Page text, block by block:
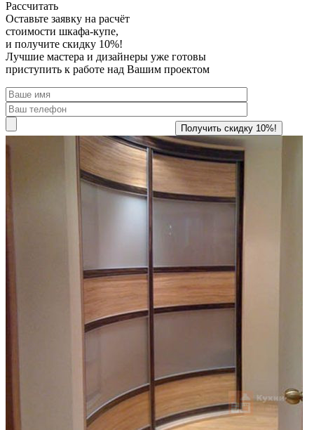
Рассчитать
Оставьте заявку на расчёт
стоимости шкафа-купе,
и получите скидку 10%!
Лучшие мастера и дизайнеры уже готовы
приступить к работе над Вашим проектом